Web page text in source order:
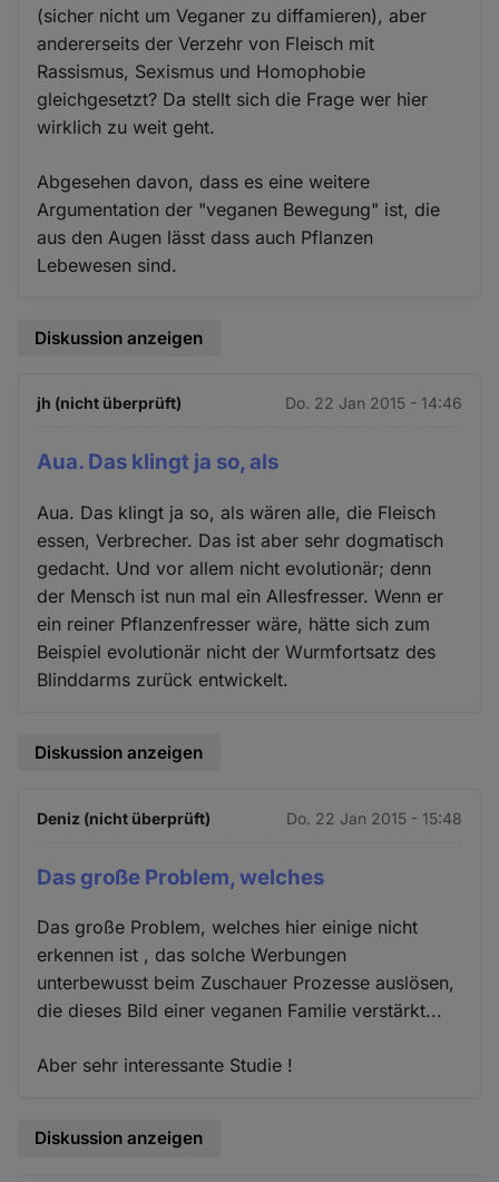
(sicher nicht um Veganer zu diffamieren), aber
andererseits der Verzehr von Fleisch mit
Rassismus, Sexismus und Homophobie
gleichgesetzt? Da stellt sich die Frage wer hier
wirklich zu weit geht.
Abgesehen davon, dass es eine weitere
Argumentation der "veganen Bewegung" ist, die
aus den Augen lässt dass auch Pflanzen
Lebewesen sind.
Diskussion anzeigen
jh (nicht überprüft) Do. 22 Jan 2015 - 14:46
Aua. Das klingt ja so, als
Aua. Das klingt ja so, als wären alle, die Fleisch
essen, Verbrecher. Das ist aber sehr dogmatisch
gedacht. Und vor allem nicht evolutionär; denn
der Mensch ist nun mal ein Allesfresser. Wenn er
ein reiner Pflanzenfresser wäre, hätte sich zum
Beispiel evolutionär nicht der Wurmfortsatz des
Blinddarms zurück entwickelt.
Diskussion anzeigen
Deniz (nicht überprüft) Do. 22 Jan 2015 - 15:48
Das große Problem, welches
Das große Problem, welches hier einige nicht
erkennen ist , das solche Werbungen
unterbewusst beim Zuschauer Prozesse auslösen,
die dieses Bild einer veganen Familie verstärkt...
Aber sehr interessante Studie !
Diskussion anzeigen